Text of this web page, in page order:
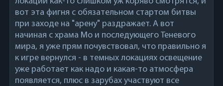
вот эта фигня с обязательном стартом битвы
при заходе на "арену" раздражает. А вот
начиная с храма Мо и последующего Теневого
мира, я уже прям почувствовал, что правильно я
к игре вернулся - в темных локациях освещение
уже работает как надо и какая-то атмосфера
появляется, плюс в зарубах участвуют все